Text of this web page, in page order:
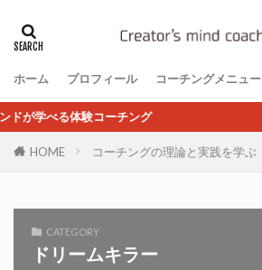
ホーム プロフィール コーチングメニュー
ーチング
HOME コーチングの理論と実践を学ぶ
CATEGORY
ドリームキラー